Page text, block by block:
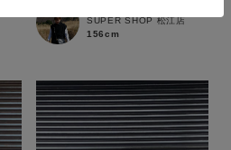
予約商品
SUPER SHOP 松江店
156cm